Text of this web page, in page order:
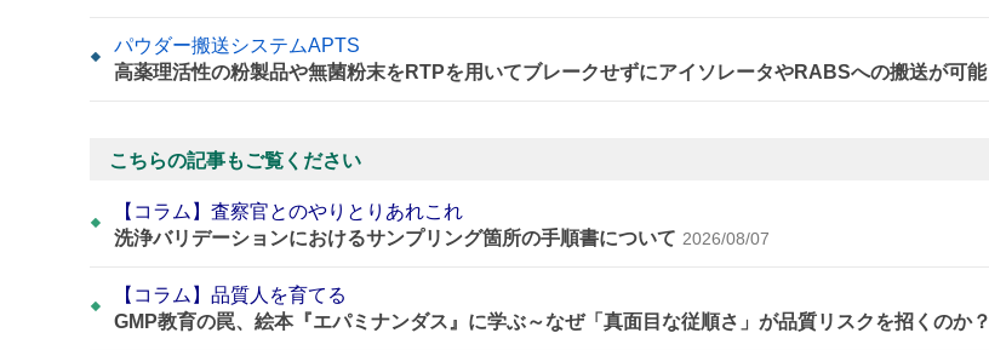
パウダー搬送システムAPTS
高薬理活性の粉製品や無菌粉末をRTPを用いてブレークせずにアイソレータやRABSへの搬送が可能
こちらの記事もご覧ください
【コラム】査察官とのやりとりあれこれ
洗浄バリデーションにおけるサンプリング箇所の手順書について 2026/08/07
【コラム】品質人を育てる
GMP教育の罠、絵本『エパミナンダス』に学ぶ～なぜ「真面目な従順さ」が品質リスクを招くのか？